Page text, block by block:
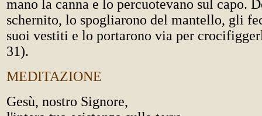
mano la canna e lo percuotevano sul capo.
schernito, lo spogliarono del mantello, gli
suoi vestiti e lo portarono via per
31).
MEDITAZIONE
Gesù, nostro Signore,